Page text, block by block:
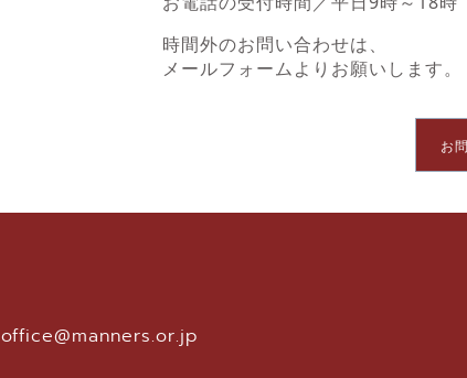
時間外のお問い合わせは、
メールフォームよりお願いします。
お
office@manners.or.jp